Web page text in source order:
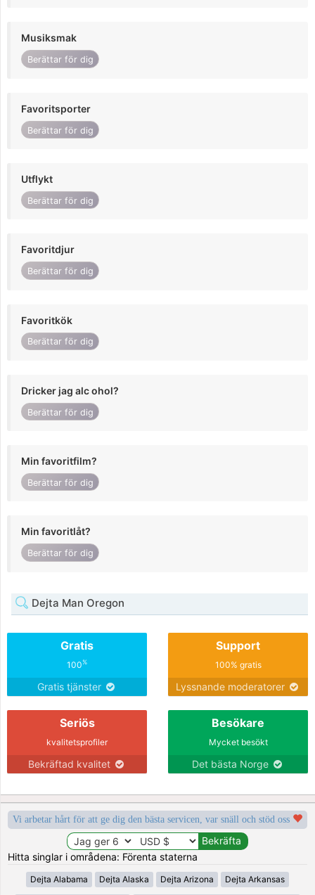
Musiksmak
Berättar för dig
Favoritsporter
Berättar för dig
Utflykt
Berättar för dig
Favoritdjur
Berättar för dig
Favoritkök
Berättar för dig
Dricker jag alc ohol?
Berättar för dig
Min favoritfilm?
Berättar för dig
Min favoritlåt?
Berättar för dig
Dejta Man Oregon
Gratis
100%
Gratis tjänster
Support
100% gratis
Lyssnande moderatorer
Seriös
kvalitetsprofiler
Bekräftad kvalitet
Besökare
Mycket besökt
Det bästa Norge
Vi arbetar hårt för att ge dig den bästa servicen, var snäll och stöd oss
Hitta singlar i områdena: Förenta staterna
Dejta Alabama Dejta Alaska Dejta Arizona Dejta Arkansas